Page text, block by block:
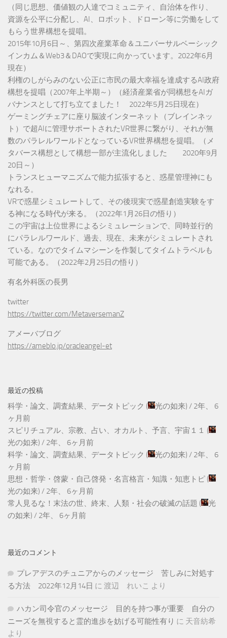
（同じ思想、価値観の人達でコミュニティ、自治体を作り、
資源を公平に分配し、AI、ロボット、ドローン等に労働をして
もらう世界構想を提唱。
2015年10月6日～、第四次産業革命＆ユニバーサルベーシック
インカム＆Web3＆DAOで実現に向かっています。2022年6月
現在）
利権のしがらみのない公正に市民の最大幸福を達成するAI政府
構想を提唱（2007年上半期～）（経済産業省が同構想をAIガ
バナンスとして打ち立てました！ 2022年5月25日現在）
ゲーミングチェアに座り脳波インターネット（ブレインネッ
ト）で超AIに管理サポートされたVR世界に繋がり、それが無
数のパラレルワールドとなっているVR世界構想を提唱。（メ
タバース構想として構想一部が主流化しました 2020年9月
20日～）
トランスヒューマニズムで能力拡張すると、惑星管理神にも
なれる。
VRで惑星シミュレートして、その後現実で惑星創造実験をす
る神になる時代が来る。（2022年1月26日の悟り）
この宇宙は上位世界によるシミュレーションで、同時並行的
にパラレルワールド、過去、現在、未来がシミュレートされ
ている。なのでタイムマシーンを作製してタイムトラベルも
可能である。（2022年2月25日の悟り）
有名外科医の長男
twitter
https://twitter.com/MetaversemanZ
アメーバブログ
https://ameblo.jp/oracleangel-et
最近の投稿
科学・論文、調査結果、データトピック ( 光の如来) / 2年、 6
ヶ月前
スピリチュアル、宗教、占い、オカルト、予言、宇宙１１ (
光の如来) / 2年、 6ヶ月前
科学・論文、調査結果、データトピック ( 光の如来) / 2年、 6
ヶ月前
思想・哲学・啓蒙・自己啓発・名言格言・知識・知恵トピ (
光の如来) / 2年、 6ヶ月前
常人見るな！末法の世、終末、人類・社会の破滅の話題 (
光
の如来) / 2年、 6ヶ月前
最近のコメント
プレアデスのチュニアからのメッセージ 苦しみに対処す
る方法 2022年12月14日 に 渡辺 れいこ より
ハカン司令官のメッセージ 目的を持つ事が重要 自分の
ニーズを無視すると霊的進歩を妨げる可能性有り に 天音紡希
より